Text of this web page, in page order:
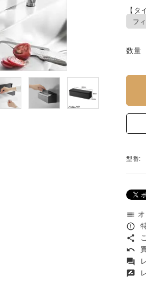
【タ
数量
型番:
toc
error_outline
share
undo
forum
rate_review